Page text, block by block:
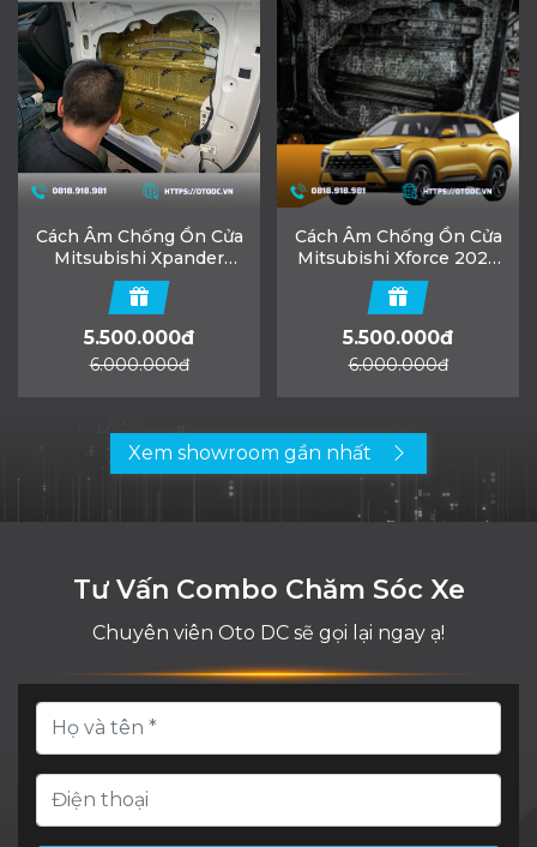
Cách Âm Chống Ồn Cửa
Mitsubishi Xpander
2024 Chính Hãng Ability
5.500.000đ
6.000.000đ
Cách Âm Chống Ồn Cửa
Mitsubishi Xforce 2024
Chính Hãng Ability
5.500.000đ
6.000.000đ
Xem showroom gần nhất
Tư Vấn Combo Chăm Sóc Xe
Chuyên viên Oto DC sẽ gọi lại ngay ạ!